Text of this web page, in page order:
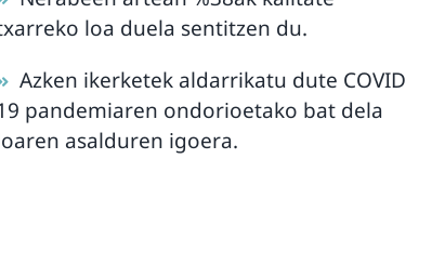
loa duela sentitzen du.
Azken ikerketek aldarrikatu dute COVID
pandemiaren ondorioetako bat dela
asalduren igoera.